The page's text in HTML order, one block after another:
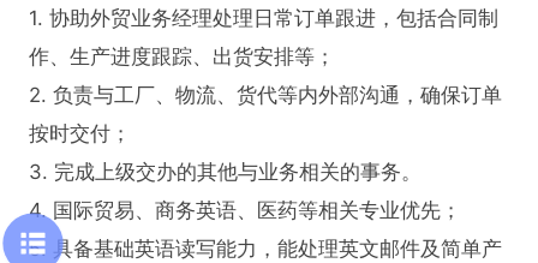
1. 协助外贸业务经理处理日常订单跟进，包括合同制
作、生产进度跟踪、出货安排等；
2. 负责与工厂、物流、货代等内外部沟通，确保订单
按时交付；
3. 完成上级交办的其他与业务相关的事务。
4. 国际贸易、商务英语、医药等相关专业优先；
5. 具备基础英语读写能力，能处理英文邮件及简单产